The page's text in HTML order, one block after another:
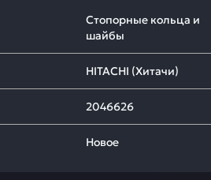
Стопорные кольца и
шайбы
HITACHI (Хитачи)
2046626
Новое